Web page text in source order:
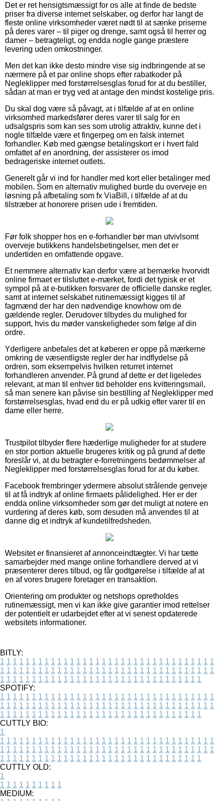
Det er ret hensigtsmæssigt for os alle at finde de bedste
priser fra diverse internet selskaber, og derfor har langt de
fleste online virksomheder været nødt til at sænke priserne
på deres varer – til piger og drenge, samt også til herrer og
damer – betragteligt, og endda nogle gange præstere
levering uden omkostninger.
Men det kan ikke desto mindre vise sig indbringende at se
nærmere på et par online shops efter rabatkoder på
Negleklipper med forstørrelsesglas forud for at du bestiller,
sådan at man er tryg ved at antage den mindst kostelige pris.
Du skal dog være så påvagt, at i tilfælde af at en online
virksomhed markedsfører deres varer til salg for en
udsalgspris som kan ses som utrolig attraktiv, kunne det i
nogle tilfælde være et fingerpeg om en falsk internet
forhandler. Køb med gængse betalingskort er i hvert fald
omfattet af en anordning, der assisterer os imod
bedrageriske internet outlets.
Generelt går vi ind for handler med kort eller betalinger med
mobilen. Som en alternativ mulighed burde du overveje en
løsning på afbetaling som fx ViaBill, i tilfælde af at du
tilstræber at honorere prisen ude i fremtiden.
Før folk shopper hos en e-forhandler bør man utvivlsomt
overveje butikkens handelsbetingelser, men det er
undertiden en omfattende opgave.
Et nemmere alternativ kan derfor være at bemærke hvorvidt
online firmaet er tilsluttet e-mærket, fordi det typisk er et
sympol på at e-butikken forsvarer de officielle danske regler,
samt at internet selskabet rutinemæssigt kigges til af
fagmænd der har den nødvendige knowhow om de
gældende regler. Derudover tilbydes du mulighed for
support, hvis du møder vanskeligheder som følge af din
ordre.
Yderligere anbefales det at køberen er oppe på mærkerne
omkring de væsentligste regler der har indflydelse på
ordren, som eksempelvis hvilken returret internet
forhandleren anvender. På grund af dette er det ligeledes
relevant, at man til enhver tid beholder ens kvitteringsmail,
så man senere kan påvise sin bestilling af Negleklipper med
forstørrelsesglas, hvad end du er på udkig efter varer til en
dame eller herre.
Trustpilot tilbyder flere hæderlige muligheder for at studere
en stor portion aktuelle brugeres kritik og på grund af dette
foreslår vi, at du betragter e-forretningens bedømmelser af
Negleklipper med forstørrelsesglas forud for at du køber.
Facebook frembringer ydermere absolut strålende genveje
til at få indtryk af online firmaets pålidelighed. Her er der
endda online virksomheder som gør det muligt at notere en
vurdering af deres køb, som desuden må anvendes til at
danne dig et indtryk af kundetilfredsheden.
Websitet er finansieret af annonceindtægter. Vi har tætte
samarbejder med mange online forhandlere derved at vi
præsenterer deres tilbud, og får godtgørelse i tilfælde af at
en af vores brugere foretager en transaktion.
Orientering om produkter og netshops opretholdes
rutinemæssigt, men vi kan ikke give garantier imod rettelser
der potentielt er udarbejdet efter at vi senest opdaterede
websitets informationer.
BITLY:
1 1 1 1 1 1 1 1 1 1 1 1 1 1 1 1 1 1 1 1 1 1 1 1 1 1 1 1 1 1 1 1 1 1
1 1 1 1 1 1 1 1 1 1 1 1 1 1 1 1 1 1 1 1 1 1 1 1 1 1 1 1 1 1 1 1 1 1
1 1 1 1 1 1 1 1 1 1 1 1 1 1 1 1 1 1 1 1 1 1 1 1 1 1 1 1 1 1 1 1
SPOTIFY:
1 1 1 1 1 1 1 1 1 1 1 1 1 1 1 1 1 1 1 1 1 1 1 1 1 1 1 1 1 1 1 1 1 1
1 1 1 1 1 1 1 1 1 1 1 1 1 1 1 1 1 1 1 1 1 1 1 1 1 1 1 1 1 1 1 1 1 1
1 1 1 1 1 1 1 1 1 1 1 1 1 1 1 1 1 1 1 1 1 1 1 1 1 1 1 1 1 1 1 1
CUTTLY BIO:
1
1 1 1 1 1 1 1 1 1 1 1 1 1 1 1 1 1 1 1 1 1 1 1 1 1 1 1 1 1 1 1 1 1 1
1 1 1 1 1 1 1 1 1 1 1 1 1 1 1 1 1 1 1 1 1 1 1 1 1 1 1 1 1 1 1 1 1 1
1 1 1 1 1 1 1 1 1 1 1 1 1 1 1 1 1 1 1 1 1 1 1 1 1 1 1 1 1 1 1 1
CUTTLY OLD:
1
1 1 1 1 1 1 1 1 1 1
MEDIUM: